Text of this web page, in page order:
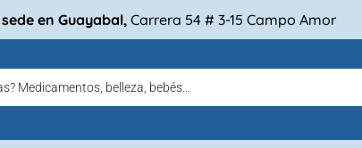
en Guayabal, Carrera 54 # 3-15 Campo Amor